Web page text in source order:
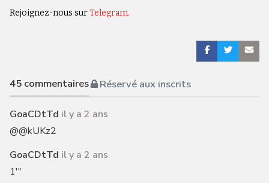
Rejoignez-nous surTelegram.
45commentaires Réservé aux inscrits
GoaCDtTd il y a 2 ans
@@kUKz2
GoaCDtTd il y a 2 ans
1'"